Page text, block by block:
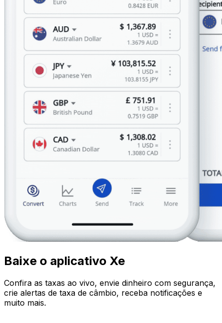
Baixe o aplicativo Xe
Confira as taxas ao vivo, envie dinheiro com segurança,
crie alertas de taxa de câmbio, receba notificações e
muito mais.